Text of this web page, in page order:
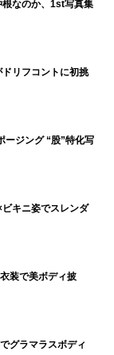
という気持ちが
も活躍したい。
さんの先輩の背
もレベルアップ
。 永瀬は「毎
るので、この調
ような2020年
として３年
楽しいことや、
で、良かったな
ていただきたい
年も輝くぞ
なのか、1st写真集
リフコントに初挑
ージング “股”特化写
キニ姿でスレンダ
装で美ボディ披
グラマラスボディ